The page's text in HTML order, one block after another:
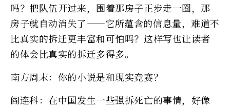
吗？把队伍开过来，围着那房子正步走一圈，那
房子就自动消失了——它所蕴含的信息量，难道不
比真实的拆迁更丰富和可怕吗？这样写也让读者
的体会比真实的拆迁多得多。
南方周末：你的小说是和现实竞赛？
阎连科：在中国发生一些强拆死亡的事情，好像